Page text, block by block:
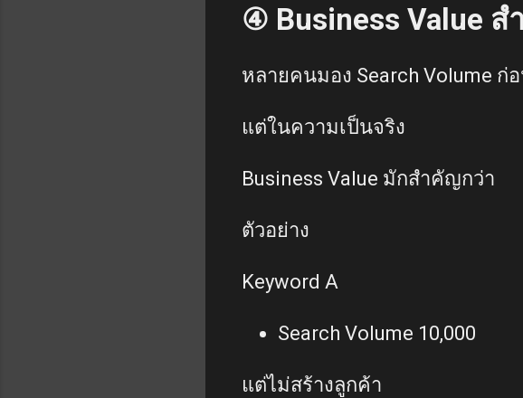
④ Business Value
หลายคนมอง Search Volume ก่
แต่ในความเป็นจริง
Business Value มักสำคัญกว่า
ตัวอย่าง
Keyword A
Search Volume 10,000
แต่ไม่สร้างลูกค้า